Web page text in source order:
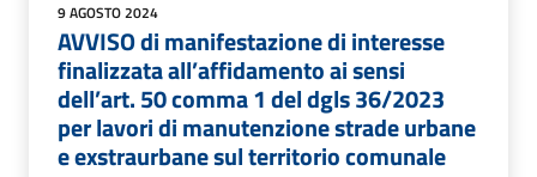
9 AGOSTO 2024
AVVISO di manifestazione di interesse
finalizzata all’affidamento ai sensi
dell’art. 50 comma 1 del dgls 36/2023
per lavori di manutenzione strade urbane
e exstraurbane sul territorio comunale